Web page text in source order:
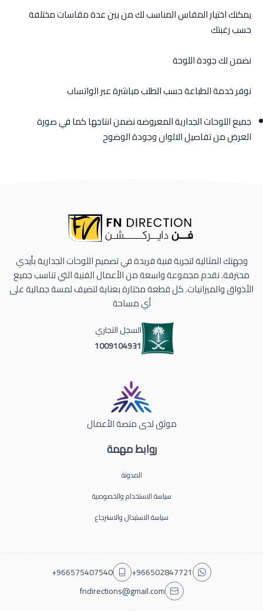
يمكنك اختيار المقاس المناسب لك من بين عدة مقاسات مختلفة
حسب رغبتك
نضمن لك جودة اللوحة
نوفر خدمة الطباعة حسب الطلب مباشرة عبر الواتساب
جميع اللوحات الجدارية المعروضه نضمن انتاجها كما في صورة
العرض من تفاصيل الالوان وجودة الوضوح
روابط مهمة
المدونة
سياسة الاستخدام والخصوصية
سياسة الاستبدال والاسترجاع
وجهتك المثالية لتجربة فنية فريدة في تصميم اللوحات الجدارية بأيدي
محترفة. نقدم مجموعة واسعة من الأعمال الفنية التي تناسب جميع
الأذواق والميزانيات. كل قطعة مختارة بعناية لتضيف لمسة جمالية على
أي مساحة
السجل التجاري
1009104931
موثق لدى منصة الأعمال
+966502847721
+966575407540
fndirections@gmail.com